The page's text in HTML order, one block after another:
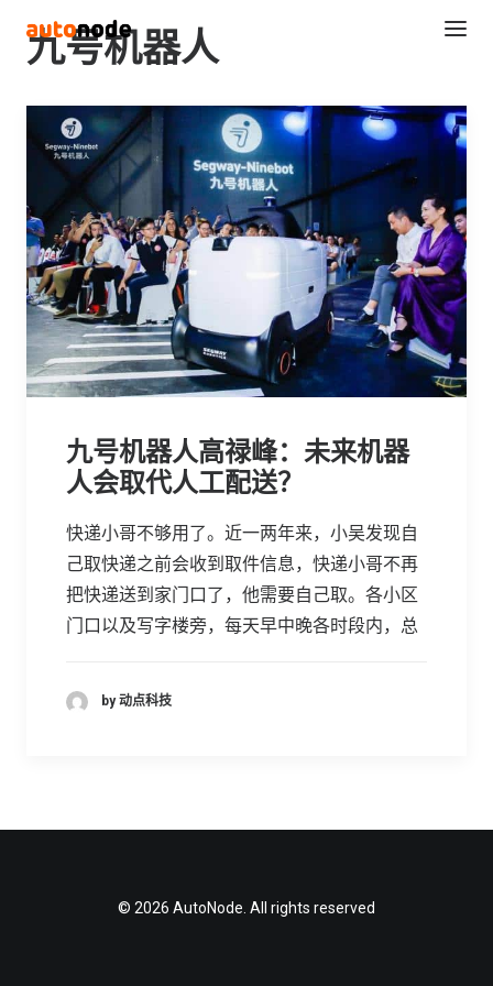
Search
九号机器人
九号机器人高禄峰：未来机器
人会取代人工配送？
快递小哥不够用了。近一两年来，小吴发现自
己取快递之前会收到取件信息，快递小哥不再
把快递送到家门口了，他需要自己取。各小区
门口以及写字楼旁，每天早中晚各时段内，总
by 动点科技
© 2026 AutoNode. All rights reserved